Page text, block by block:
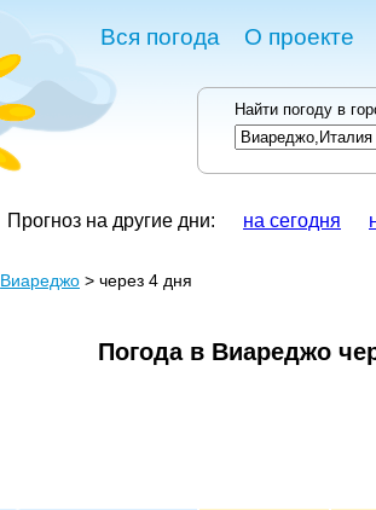
Вся погода О проекте
Найти погоду в
Прогноз на другие дни: на сегодня
Виареджо > через 4 дня
Погода в Виареджо